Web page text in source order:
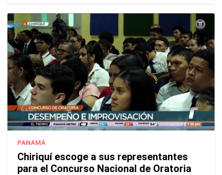
PANAMÁ
Chiriquí escoge a sus representantes
para el Concurso Nacional de Oratoria